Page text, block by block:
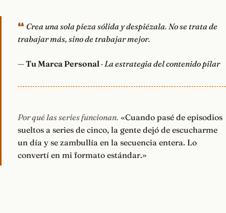
Crea una sola pieza sólida y despiézala. No se trata de
trabajar más, sino de trabajar mejor.
—Tu Marca Personal · La estrategia del contenido pilar
Por qué las series funcionan. «Cuando pasé de episodios
sueltos a series de cinco, la gente dejó de escucharme
un día y se zambullía en la secuencia entera. Lo
convertí en mi formato estándar.»